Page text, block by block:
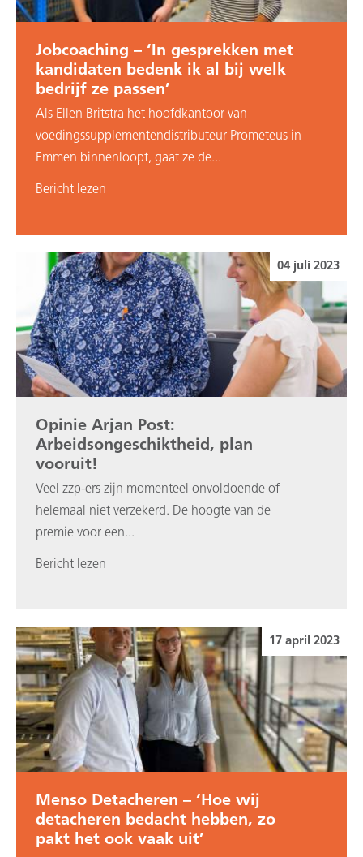
Jobcoaching – ‘In gesprekken met
kandidaten bedenk ik al bij welk
bedrijf ze passen’
Als Ellen Britstra het hoofdkantoor van
voedingssupplementendistributeur Prometeus in
Emmen binnenloopt, gaat ze de...
Bericht lezen
Opinie Arjan Post:
Arbeidsongeschiktheid, plan
vooruit!
04 juli 2023
Veel zzp-ers zijn momenteel onvoldoende of
helemaal niet verzekerd. De hoogte van de
premie voor een...
Bericht lezen
Menso Detacheren – ‘Hoe wij
detacheren bedacht hebben, zo
pakt het ook vaak uit’
17 april 2023